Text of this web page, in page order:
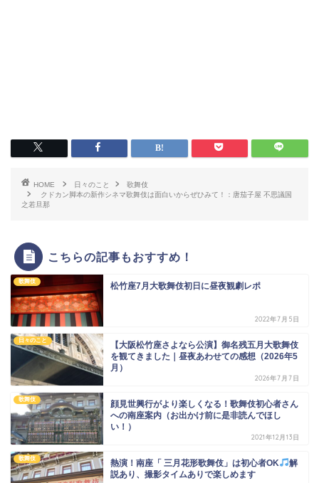
HOME 日々のこと
歌舞伎
クドカン脚本の新作シネマ歌舞伎は面白いからぜひみて！：唐茄子屋 不思議国
之若旦那
こちらの記事もおすすめ！
歌舞伎 松竹座7月大歌舞伎初日に昼夜観劇レポ
2022年7月5日
日々のこと
【大阪松竹座さよなら公演】御名残五月大歌舞伎
を観てきました｜昼夜あわせての感想（2026年5
月）
2026年7月7日
歌舞伎
顔見世興行がより楽しくなる！歌舞伎初心者さん
への南座案内（お出かけ前に是非読んでほし
い！）
2021年12月13日
歌舞伎 熱演！南座「 三月花形歌舞伎」は初心者OK
解
説あり、撮影タイムありで楽しめます